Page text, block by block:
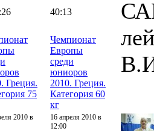
Греция.
75
2010 в
40:13
Чемпионат
Европы
среди
юниоров
2010. Греция.
Категория 60
кг
16 апреля 2010 в
12:00